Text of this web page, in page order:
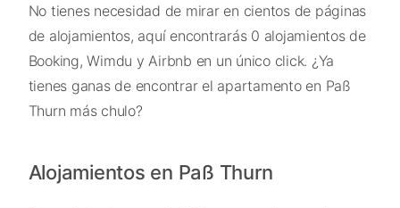
No tienes necesidad de mirar en cientos de páginas
de alojamientos, aquí encontrarás 0 alojamientos de
Booking, Wimdu y Airbnb en un único click. ¿Ya
tienes ganas de encontrar el apartamento en Paß
Thurn más chulo?
Alojamientos en Paß Thurn